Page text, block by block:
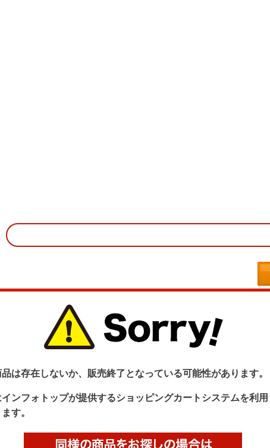
は存在しないか、販売終了となっている可能性があります。
インフォトップが提供するショッピングカートシステムを利
す。